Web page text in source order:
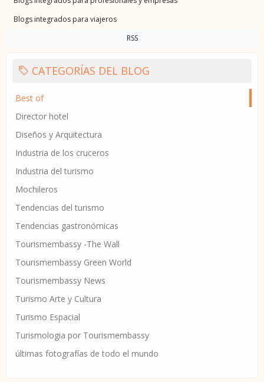
Blogs integrados para viajeros
RSS
CATEGORÍAS DEL BLOG
Best of
Director hotel
Diseños y Arquitectura
Industria de los cruceros
Industria del turismo
Mochileros
Tendencias del turismo
Tendencias gastronómicas
Tourismembassy -The Wall
Tourismembassy Green World
Tourismembassy News
Turismo Arte y Cultura
Turismo Espacial
Turismologia por Tourismembassy
últimas fotografías de todo el mundo